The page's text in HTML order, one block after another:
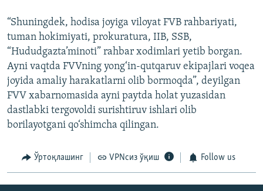
“Shuningdek, hodisa joyiga viloyat FVB rahbariyati,
tuman hokimiyati, prokuratura, IIB, SSB,
“Hududgazta’minoti” rahbar xodimlari yetib borgan.
Ayni vaqtda FVVning yong‘in-qutqaruv ekipajlari voqea
joyida amaliy harakatlarni olib bormoqda”, deyilgan
FVV xabarnomasida ayni paytda holat yuzasidan
dastlabki tergovoldi surishtiruv ishlari olib
borilayotgani qo‘shimcha qilingan.
Ўртоқлашинг VPNсиз ўқиш Follow us